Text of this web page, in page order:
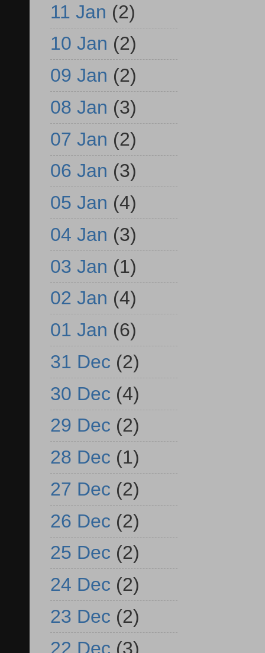
11 Jan (2)
10 Jan (2)
09 Jan (2)
08 Jan (3)
07 Jan (2)
06 Jan (3)
05 Jan (4)
04 Jan (3)
03 Jan (1)
02 Jan (4)
01 Jan (6)
31 Dec (2)
30 Dec (4)
29 Dec (2)
28 Dec (1)
27 Dec (2)
26 Dec (2)
25 Dec (2)
24 Dec (2)
23 Dec (2)
22 Dec (3)